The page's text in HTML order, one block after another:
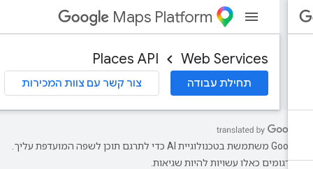
Maps Platform
Web Services
Places API
תחילת עבודה צור קשר עם צוות המכירות
‫Google משתמשת בטכנולוגיית AI כדי לתרגם תוכן לשפה המועדפת עליך.
כאלו עשויות להיות שגיאות.